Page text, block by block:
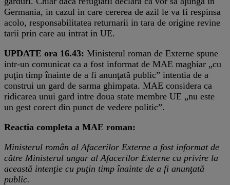
Germania, in cazul in care cererea de azil le va fi respinsa
acolo, responsabilitatea returnarii in tara de origine revine
tarii prin care au intrat in UE.
UPDATE ora 16.43: Ministerul roman de Externe spune
intr-un comunicat ca a fost informat de MAE maghiar „cu
puţin timp înainte de a fi anunţată public” intentia de a
construi un gard de sarma ghimpata. MAE considera ca
ridicarea unui gard intre doua state membre UE „nu este
un gest corect din punct de vedere politic”.
Reactia completa a MAE roman:
Ministerul român al Afacerilor Externe a fost informat de
către Ministerul ungar al Afacerilor Externe cu privire la
această intenţie cu puţin timp înainte de a fi anunţată
public.